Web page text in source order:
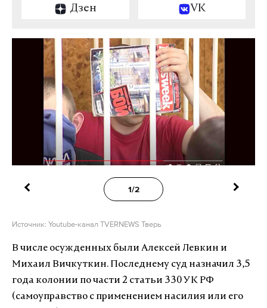
Дзен VK
1/2
Источник: Youtube-канал TVERNEWS Тверь
В числе осужденных были Алексей Левкин и
Михаил Вичкуткин. Последнему суд назначил 3,5
года колонии по части 2 статьи 330 УК РФ
(самоуправство с применением насилия или его